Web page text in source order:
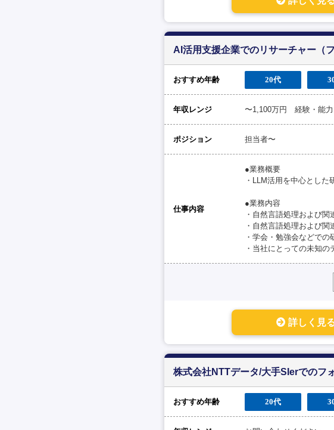
AI活用支援企業でのリサーチャー（
おすすめ年齢 20代
年収レンジ 〜1,100万円 経験・能力
ポジション 担当者〜
仕事内容
●業務概要
・LLM活用を中心とし
●業務内容
・自然言語処理および関
・自然言語処理および
・学会・勉強会などでの
・当社にとっての未知
詳しく見
株式会社NTTデータ/大手SIerでのフ
おすすめ年齢 20代